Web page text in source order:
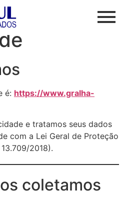
é: https://www.gralha-
e tratamos seus dados
com a Lei Geral de Proteção
2018).
coletamos